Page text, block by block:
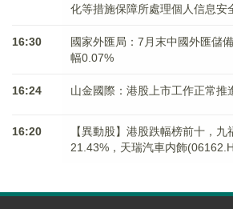
化等措施保障所處理個人信息安
16:30
國家外匯局：7月末中國外匯儲
幅0.07%
16:24 山金國際：港股上市工作正常推
16:20
【異動股】港股跌幅榜前十，
21.43%，天瑞汽車内飾